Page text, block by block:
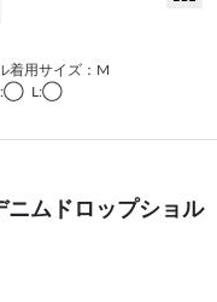
着用サイズ：M
L:◯
ニムドロップショル